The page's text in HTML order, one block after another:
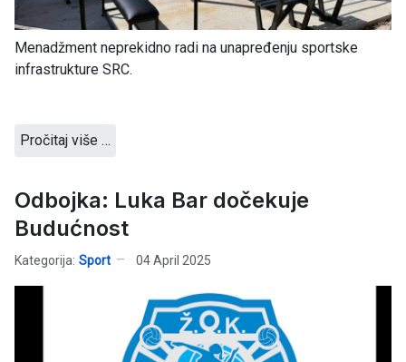
Menadžment neprekidno radi na unapređenju sportske
infrastrukture SRC.
Pročitaj više …
Odbojka: Luka Bar dočekuje
Budućnost
Kategorija: Sport 04 April 2025